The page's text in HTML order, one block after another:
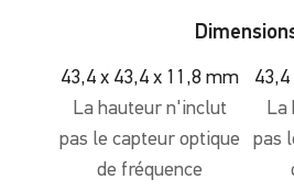
43,4 x 43,4 x 11,8 mm
La hauteur n'inclut
pas le capteur optique
de fréquence
La
pas